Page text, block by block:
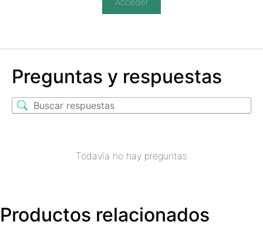
Preguntas y respuestas
Todavía no hay preguntas
Productos relacionados